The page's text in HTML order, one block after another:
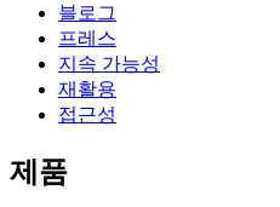
블로그
프레스
지속 가능성
재활용
접근성
제품